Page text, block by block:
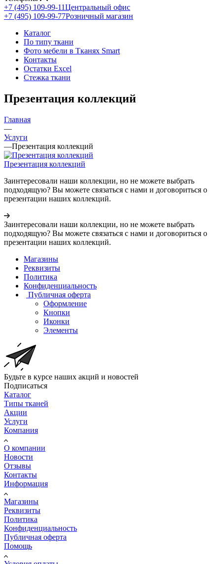
+7 (495) 109-99-11Центральный офис
+7 (495) 109-99-77Розничный магазин
Каталог
По типу ткани
Фото мебели в Тканях Smart
Контакты
Остатки Excel
Стежка ткани
Презентация коллекций
Главная
—
Услуги
—Презентация коллекций
Презентация коллекций
Заинтересовали наши коллекции, но не можете выбрать
подходящую? Вы можете связаться с нами и договориться о
презентации наших коллекций.
Заинтересовали наши коллекции, но не можете выбрать
подходящую? Вы можете связаться с нами и договориться о
презентации наших коллекций.
Магазины
Реквизиты
Политика
Конфиденциальность
Публичная оферта
Оформление
Кнопки
Иконки
Элементы
Будьте в курсе наших акций и новостей
Подписаться
Каталог
Типы тканей
Акции
Услуги
Компания
О компании
Новости
Отзывы
Контакты
Информация
Магазины
Реквизиты
Политика
Конфиденциальность
Публичная оферта
Помощь